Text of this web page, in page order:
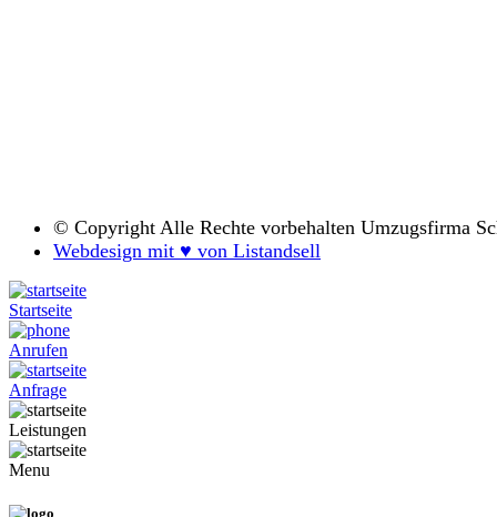
© Copyright Alle Rechte vorbehalten Umzugsfirma
Webdesign mit ♥ von Listandsell
Startseite
Anrufen
Anfrage
Leistungen
Menu